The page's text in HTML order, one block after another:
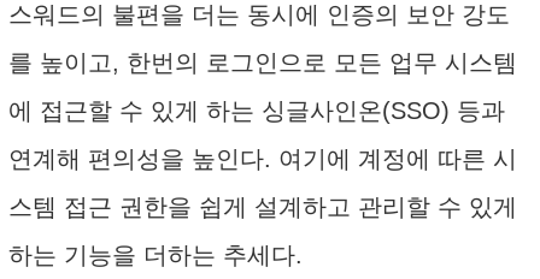
스워드의 불편을 더는 동시에 인증의 보안 강도
를 높이고, 한번의 로그인으로 모든 업무 시스템
에 접근할 수 있게 하는 싱글사인온(SSO) 등과
연계해 편의성을 높인다. 여기에 계정에 따른 시
스템 접근 권한을 쉽게 설계하고 관리할 수 있게
하는 기능을 더하는 추세다.